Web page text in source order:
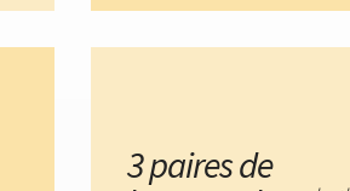
3 paires de